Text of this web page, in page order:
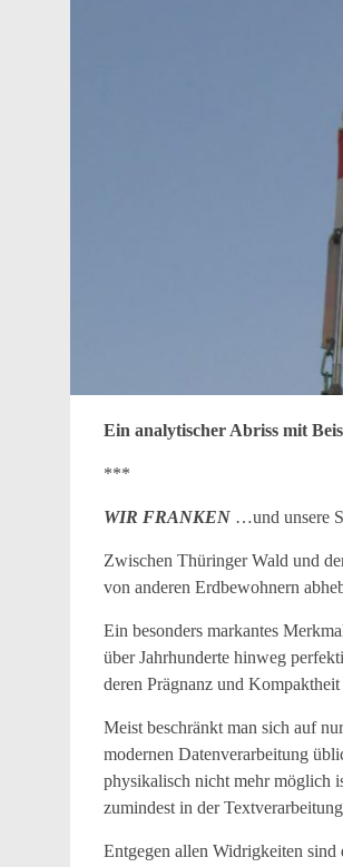
Ein analytischer Abriss mit
***
WIR FRANKEN …und unsere
Zwischen Thüringer Wald und
von anderen Erdbewohnern
Ein besonders markantes
über Jahrhunderte hinweg
deren Prägnanz und
Meist beschränkt man sich auf
modernen Datenverarbeitung
physikalisch nicht mehr möglich
zumindest in der
Entgegen allen Widrigkeiten